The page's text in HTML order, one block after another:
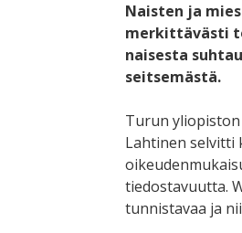
Naisten ja
merkittävästi
naisesta
seitsemästä.
Turun
Lahtinen selvitti
tiedostavuutta.
tunnistavaa ja